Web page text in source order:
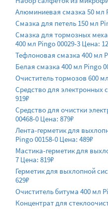
Алюминиевая смазка 50 мл
Смазка для петель 150 мл
Смазка для тормозных
400 мл Pingo 00029-3 Цена:
Тефлоновая смазка 400 мл
Белая смазка 400 мл Pingo
Очиститель тормозов 600
Средство для электронных
919₽
Средство для очистки
00468-0 Цена: 879₽
Лента-герметик для
Pingo 00158-0 Цена: 489₽
Мастика-герметик для
7 Цена: 819₽
Герметик для выхлопной
629₽
Очиститель битума 400 мл
Концентрат для